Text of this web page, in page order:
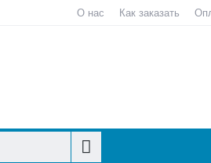
О нас Как заказать